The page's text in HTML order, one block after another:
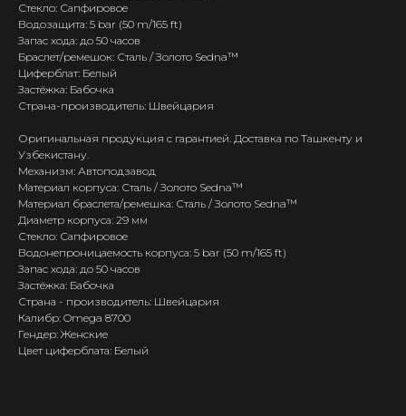
Стекло: Сапфировое
Водозащита: 5 bar (50 m/165 ft)
Запас хода: до 50 часов
Браслет/ремешок: Сталь / Золото Sedna™
Циферблат: Белый
Застёжка: Бабочка
Страна-производитель: Швейцария
Оригинальная продукция с гарантией. Доставка по Ташкенту и
Узбекистану.
Механизм: Автоподзавод
Материал корпуса: Сталь / Золото Sedna™
Материал браслета/ремешка: Сталь / Золото Sedna™
Диаметр корпуса: 29 мм
Стекло: Сапфировое
Водонепроницаемость корпуса: 5 bar (50 m/165 ft)
Запас хода: до 50 часов
Застёжка: Бабочка
Страна - производитель: Швейцария
Калибр: Omega 8700
Гендер: Женские
Цвет циферблата: Белый